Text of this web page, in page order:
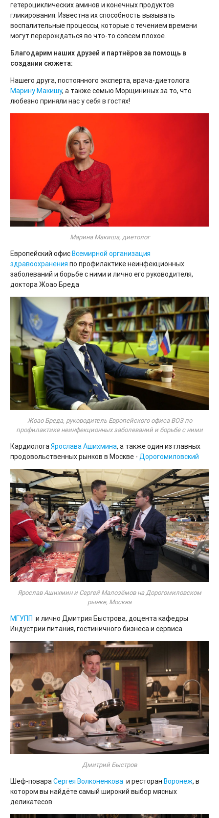
гетероциклических аминов и конечных продуктов
гликирования. Известна их способность вызывать
воспалительные процессы, которые с течением времени
могут перерождаться во что-то совсем плохое.
Благодарим наших друзей и партнёров за помощь в
создании сюжета:
Нашего друга, постоянного эксперта, врача-диетолога
Марину Макишу, а также семью Морщининых за то, что
любезно приняли нас у себя в гостях!
Марина Макиша, диетолог
Европейский офисВсемирной организация
здравоохранения по профилактике неинфекционных
заболеваний и борьбе с ними и лично его руководителя,
доктора Жоао Бреда
Жоао Бреда, руководитель Европейского офиса ВОЗ по
профилактике неинфекционных заболеваний и борьбе с ними
КардиологаЯрослава Ашихмина, а также один из главных
продовольственных рынков в Москве - Дорогомиловский
Ярослав Ашихмин и Сергей Малозёмов на Дорогомиловском
рынке, Москва
МГУПП и лично Дмитрия Быстрова, доцента кафедры
Индустрии питания, гостиничного бизнеса и сервиса
Дмитрий Быстров
Шеф-повараСергея Волконенкова и ресторан Воронеж, в
котором вы найдёте самый широкий выбор мясных
деликатесов